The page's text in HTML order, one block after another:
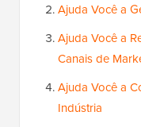
Ajuda Você a
Ajuda Você a
Canais de
Ajuda Você a
Indústria